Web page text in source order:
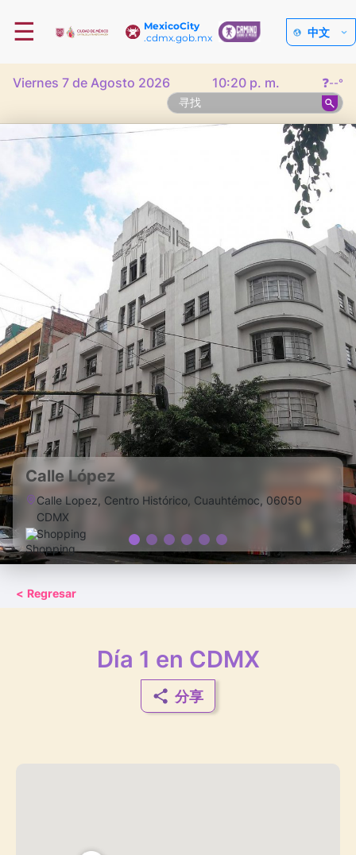
MexicoCity
.cdmx.gob.mx
☰ 中文
Viernes 7 de Agosto 2026 10:20 p. m. ❓--°
Calle López
Calle Lopez, Centro Histórico, Cuauhtémoc, 06050
CDMX
Shopping
< Regresar
Día 1 en CDMX
分享